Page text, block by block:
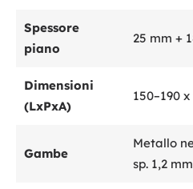
Spessore
piano
25 mm +
Dimensioni
(LxPxA)
150–190
Gambe
Metallo
sp. 1,2 mm